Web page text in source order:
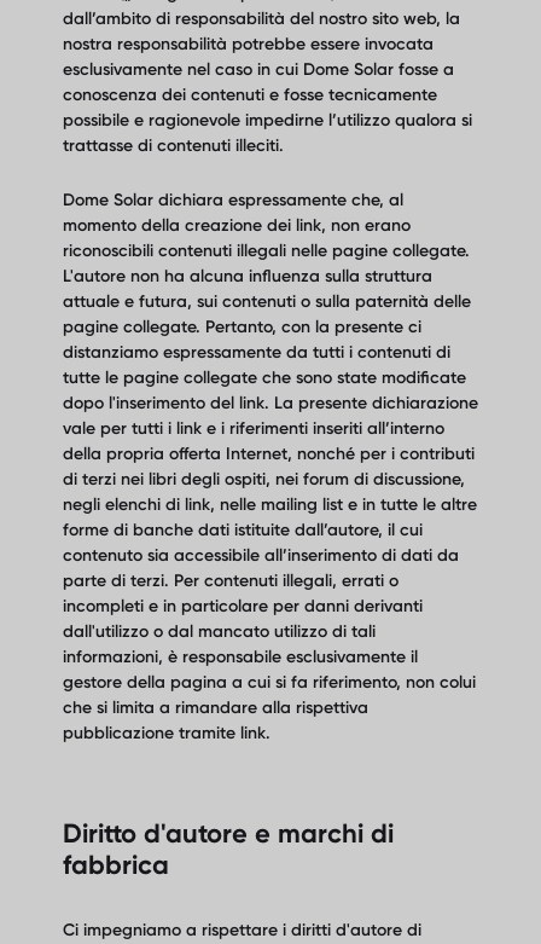
dall’ambito di responsabilità del nostro sito web, la
nostra responsabilità potrebbe essere invocata
esclusivamente nel caso in cui Dome Solar fosse a
conoscenza dei contenuti e fosse tecnicamente
possibile e ragionevole impedirne l’utilizzo qualora si
trattasse di contenuti illeciti.
Dome Solar dichiara espressamente che, al
momento della creazione dei link, non erano
riconoscibili contenuti illegali nelle pagine collegate.
L'autore non ha alcuna influenza sulla struttura
attuale e futura, sui contenuti o sulla paternità delle
pagine collegate. Pertanto, con la presente ci
distanziamo espressamente da tutti i contenuti di
tutte le pagine collegate che sono state modificate
dopo l'inserimento del link. La presente dichiarazione
vale per tutti i link e i riferimenti inseriti all’interno
della propria offerta Internet, nonché per i contributi
di terzi nei libri degli ospiti, nei forum di discussione,
negli elenchi di link, nelle mailing list e in tutte le altre
forme di banche dati istituite dall’autore, il cui
contenuto sia accessibile all’inserimento di dati da
parte di terzi. Per contenuti illegali, errati o
incompleti e in particolare per danni derivanti
dall'utilizzo o dal mancato utilizzo di tali
informazioni, è responsabile esclusivamente il
gestore della pagina a cui si fa riferimento, non colui
che si limita a rimandare alla rispettiva
pubblicazione tramite link.
Diritto d'autore e marchi di
fabbrica
Ci impegniamo a rispettare i diritti d'autore di